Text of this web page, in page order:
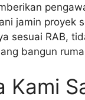
jamin proyek
sesuai RAB,
bangun
Kami